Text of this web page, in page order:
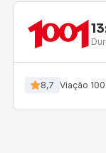
8,7 Viação